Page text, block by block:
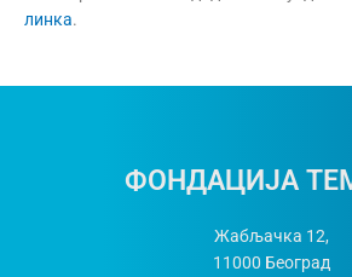
линка.
ФОНДАЦИЈА
Жабљачка 12,
11000 Београд